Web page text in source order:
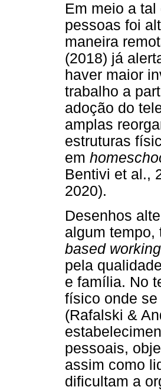
Em meio a
pessoas foi
maneira
(2018) já
haver maior
trabalho a
adoção do
amplas
estruturas
em
Bentivi et al.,
2020).
Desenhos
algum tempo,
based working
pela
e família. No
físico onde
(Rafalski &
pessoais,
assim como
dificultam a